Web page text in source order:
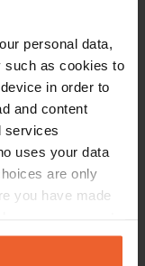
personal data,
such as cookies to
in order to
and content
services
uses your data
are only
you have made
by clicking on
Kopiëren
Kopiëren